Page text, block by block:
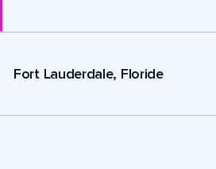
Fort Lauderdale, Floride